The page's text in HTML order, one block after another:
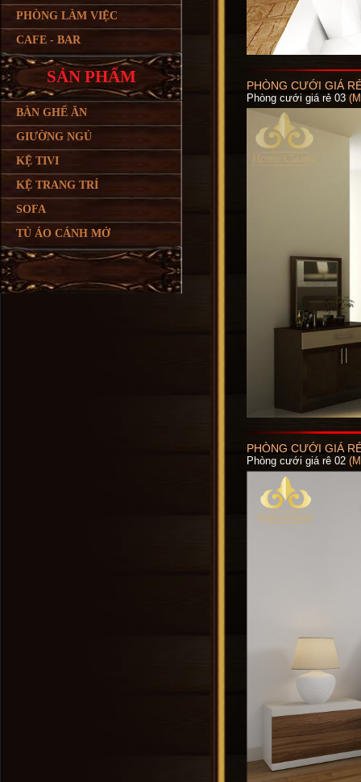
PHÒNG LÀM VIỆC
CAFE - BAR
SẢN PHẨM
BÀN GHẾ ĂN
GIƯỜNG NGỦ
KỆ TIVI
KỆ TRANG TRÍ
SOFA
TỦ ÁO CÁNH MỞ
PHÒNG CƯỚI GIÁ
Phòng cưới giá rẻ 03
PHÒNG CƯỚI GIÁ
Phòng cưới giá rê 02